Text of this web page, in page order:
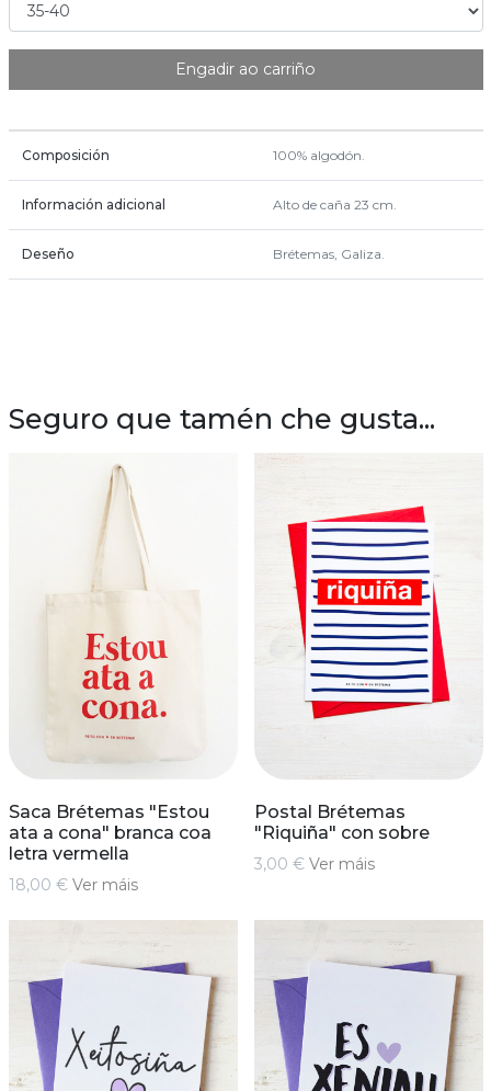
Engadir ao carriño
Composición 100% algodón.
Información adicional Alto de caña 23 cm.
Deseño Brétemas, Galiza.
Seguro que tamén che gusta...
Saca Brétemas "Estou
ata a cona" branca coa
letra vermella
18,00 € Ver máis
Postal Brétemas
"Riquiña" con sobre
3,00 € Ver máis